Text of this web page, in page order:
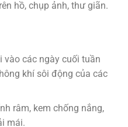
hồ, chụp ảnh, thư giãn.
vào các ngày cuối tuần
khí sôi động của các
râm, kem chống nắng,
mái.